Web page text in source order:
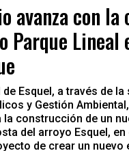
avanza con la
Parque Lineal
Esquel, a través de la
y Gestión
construcción de un
del arroyo Esquel, en
de crear un nuevo